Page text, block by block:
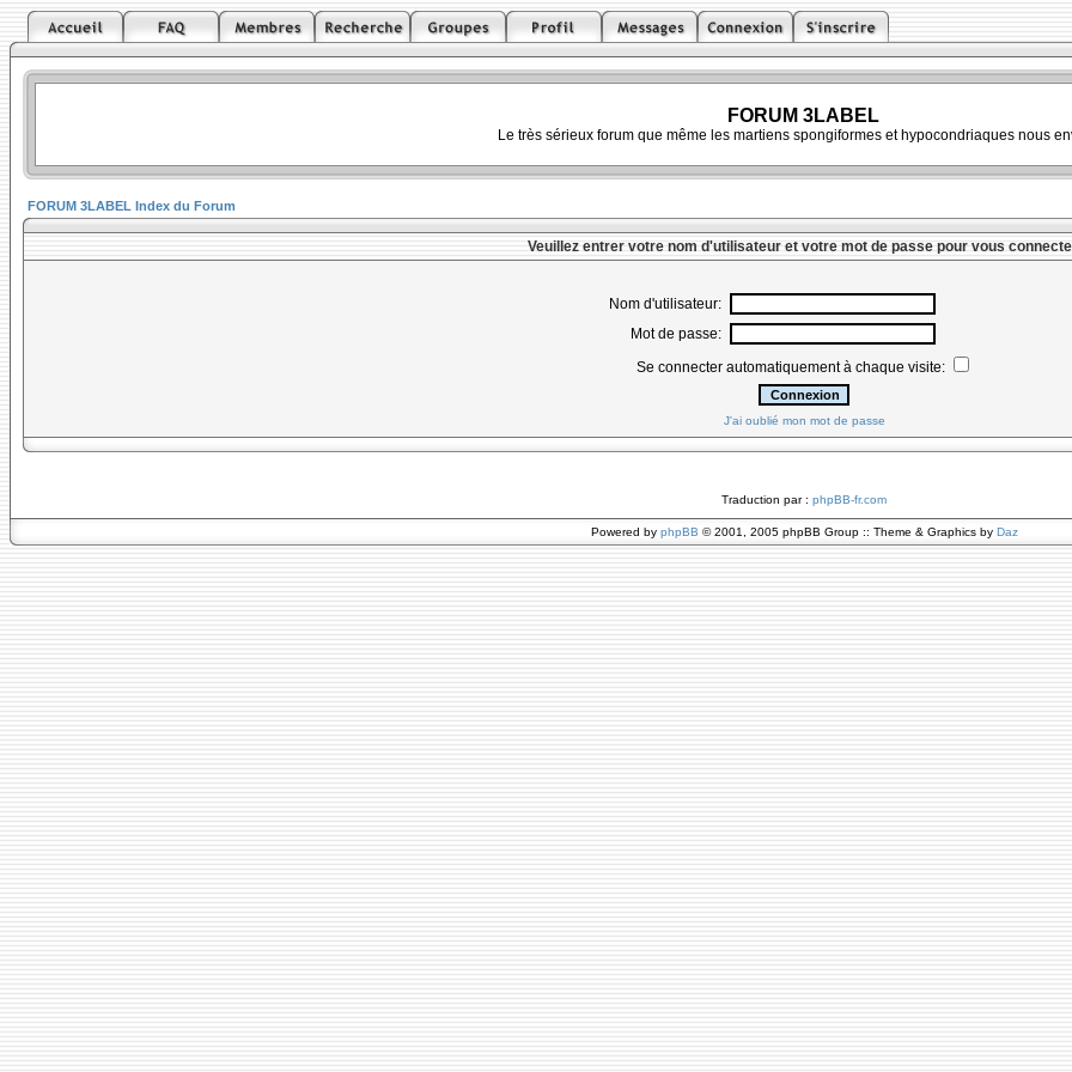
FORUM 3LABEL
Le très sérieux forum que même les martiens spongiformes et hypocondriaques nous
FORUM 3LABEL Index du Forum
Veuillez entrer votre nom d'utilisateur et votre mot de passe pour vous
Nom d'utilisateur:
Mot de passe:
Se connecter automatiquement à chaque visite:
J'ai oublié mon mot de passe
Traduction par : phpBB-fr.com
Powered by phpBB © 2001, 2005 phpBB Group :: Theme & Graphics by Daz